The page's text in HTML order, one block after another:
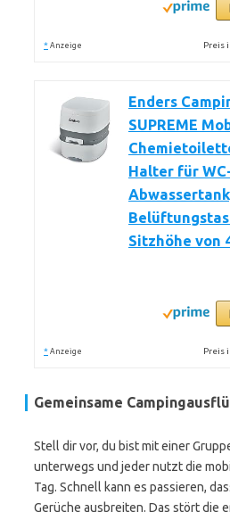
* Anzeige Preis
Enders
SUPREME
Halter für
Sitzhöhe von
* Anzeige Preis
Gemeinsame
Stell dir vor, du bist mit einer
unterwegs und jeder nutzt die
Tag. Schnell kann es passieren,
Gerüche ausbreiten. Das stört die